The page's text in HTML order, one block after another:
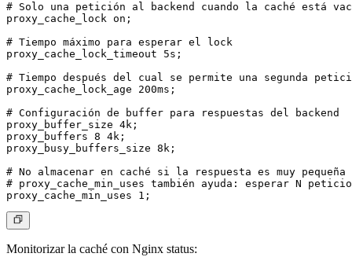
# Solo una petición al backend cuando la caché está
proxy_cache_lock on;
# Tiempo máximo para esperar el lock
proxy_cache_lock_timeout 5s;
# Tiempo después del cual se permite una segunda
proxy_cache_lock_age 200ms;
# Configuración de buffer para respuestas del backend
proxy_buffer_size 4k;
proxy_buffers 8 4k;
proxy_busy_buffers_size 8k;
# No almacenar en caché si la respuesta es muy
# proxy_cache_min_uses también ayuda: esperar N
Monitorizar la caché con Nginx status: